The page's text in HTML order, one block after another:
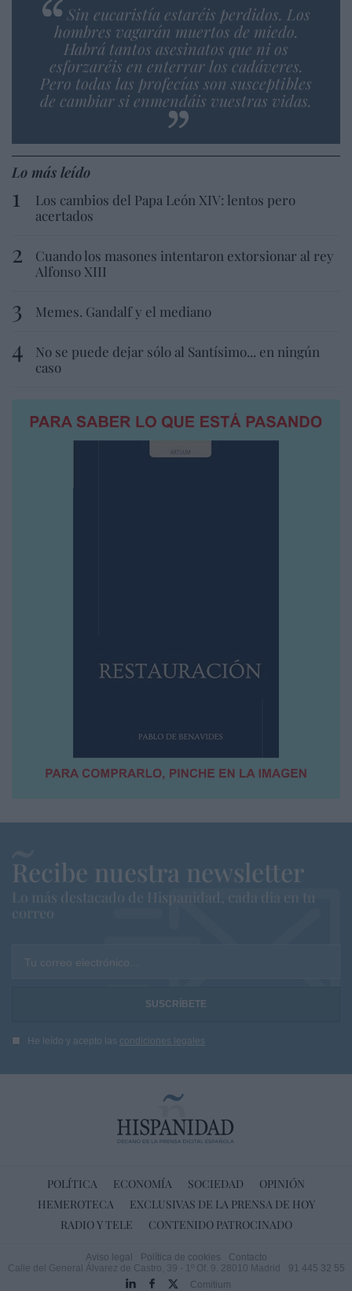
Sin eucaristía estaréis perdidos. Los
hombres vagarán muertos de miedo.
Habrá tantos asesinatos que ni os
esforzaréis en enterrar los cadáveres.
Pero todas las profecías son susceptibles
de cambiar si enmendáis vuestras vidas.
Lo más leído
Los cambios del Papa León XIV: lentos pero
acertados
Cuando los masones intentaron extorsionar al rey
Alfonso XIII
Memes. Gandalf y el mediano
No se puede dejar sólo al Santísimo... en ningún
caso
Recibe nuestra newsletter
Lo más destacado de Hispanidad, cada dia en tu
correo
Tu correo electrónico...
He leído y acepto las condiciones legales
POLÍTICA ECONOMÍA SOCIEDAD
OPINIÓN
HEMEROTECA
EXCLUSIVAS DE LA PRENSA DE HOY
RADIO Y TELE
CONTENIDO PATROCINADO
Aviso legal Política de cookies
Contacto
Calle del General Álvarez de Castro, 39 - 1º Of. 9. 28010 Madrid
91 445 32 55
Comitium